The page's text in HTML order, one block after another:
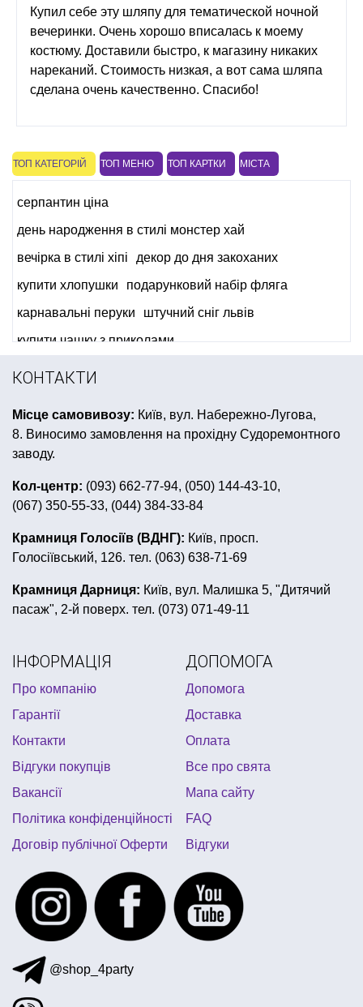
Купил себе эту шляпу для тематической ночной
вечеринки. Очень хорошо вписалась к моему
костюму. Доставили быстро, к магазину никаких
нареканий. Стоимость низкая, а вот сама шляпа
сделана очень качественно. Спасибо!
ТОП КАТЕГОРІЙ ТОП МЕНЮ ТОП КАРТКИ МІСТА
серпантин ціна
день народження в стилі монстер хай
вечірка в стилі хіпі
декор до дня закоханих
купити хлопушки
подарунковий набір фляга
карнавальні перуки
штучний сніг львів
купити чашку з приколами
костюми на весілля ціни
гангстерська вечірка аксесуари
день народження в стилі герої в масках
товари до шкільного свята
свічки на день народження
день народження в стилі вінні пуха
сувенір на 8 березня
заказати гірлянди
маска злого клоуна
венеціанська маска купити
сувенірні гроші київ
аксесуари для дитячого дня народження тачки
аксесуари для карнавальних костюмів
КОНТАКТИ
Місце самовивозу: Київ, вул. Набережно-Лугова,
8. Виносимо замовлення на прохідну Судоремонтного
заводу.
Кол-центр: (093) 662-77-94, (050) 144-43-10,
(067) 350-55-33, (044) 384-33-84
Крамниця Голосіїв (ВДНГ): Київ, просп.
Голосіївський, 126. тел. (063) 638-71-69
Крамниця Дарниця: Київ, вул. Малишка 5, "Дитячий
пасаж", 2-й поверх. тел. (073) 071-49-11
ІНФОРМАЦІЯ
Про компанію
Гарантії
Контакти
Відгуки покупців
Вакансії
Політика конфіденційності
Договір публічної Оферти
ДОПОМОГА
Допомога
Доставка
Оплата
Все про свята
Мапа сайту
FAQ
Відгуки
@shop_4party